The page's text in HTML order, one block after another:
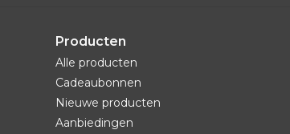
Producten
Alle producten
Cadeaubonnen
Nieuwe producten
Aanbiedingen